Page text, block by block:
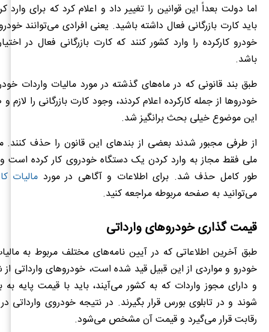
اما دولت بعداً این قوانین را تغییر داد و اعلام کرد که برای وارد
باید کارت بازرگانی فعال داشته باشید. یعنی افرادی می‌توانند
خودرو کارکرده را وارد کشور کنند که کارت بازرگانی فعال در
باشد.
طبق بند قانونی که در ماه‌های گذشته در مورد مالیات واردات
خودروها از جمله کارکرده اعلام کردند، وجود کارت بازرگانی را لازم
این موضوع خیلی بحث برانگیز شد.
از طرفی مجبور شدند بعضی از بندهای این قانون را حذف کنند.
ملی فقط مجاز به وارد کردن یک دستگاه خودروی کار کرده است و
طور کامل حذف شد. برای اطلاعات و آگاهی در مورد مالیات
می‌توانید به صفحه مربوطه مراجعه کنید.
قیمت گذاری خودروهای وارداتی
طبق آخرین اطلاعاتی که در آیین نامه‌های مختلف مربوط به
خودرو و مواردی از این قبیل قید شده است، خودروهای وارداتی
و دارای مجوز واردات که به کشور می‌آیند، باید با قیمت پایه
شوند و در تابلوی بورس قرار بگیرند. در نتیجه خودروی وارداتی
رقابت قرار می‌گیرد و قیمت آن مشخص می‌شود.